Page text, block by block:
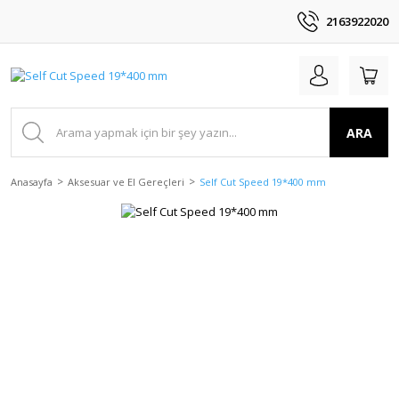
2163922020
ARA
Anasayfa Aksesuar ve El Gereçleri Self Cut Speed 19*400 mm